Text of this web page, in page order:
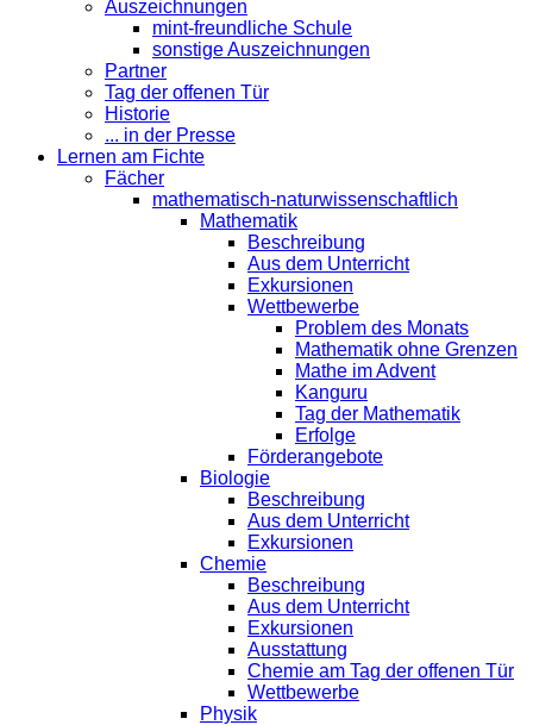
Auszeichnungen
mint-freundliche Schule
sonstige Auszeichnungen
Partner
Tag der offenen Tür
Historie
... in der Presse
Lernen am Fichte
Fächer
mathematisch-naturwissenschaftlich
Mathematik
Beschreibung
Aus dem Unterricht
Exkursionen
Wettbewerbe
Problem des Monats
Mathematik ohne Grenzen
Mathe im Advent
Kanguru
Tag der Mathematik
Erfolge
Förderangebote
Biologie
Beschreibung
Aus dem Unterricht
Exkursionen
Chemie
Beschreibung
Aus dem Unterricht
Exkursionen
Ausstattung
Chemie am Tag der offenen Tür
Wettbewerbe
Physik